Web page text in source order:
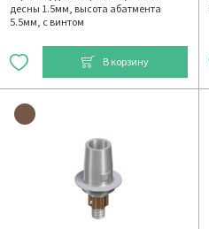
десны 1.5мм, высота абатмента
5.5мм, с винтом
В корзину